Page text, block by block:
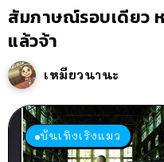
สัมภาษณ์รอบเดียว
แล้วจ้า
เหมียวนานะ
บันเทิงเริงแมว